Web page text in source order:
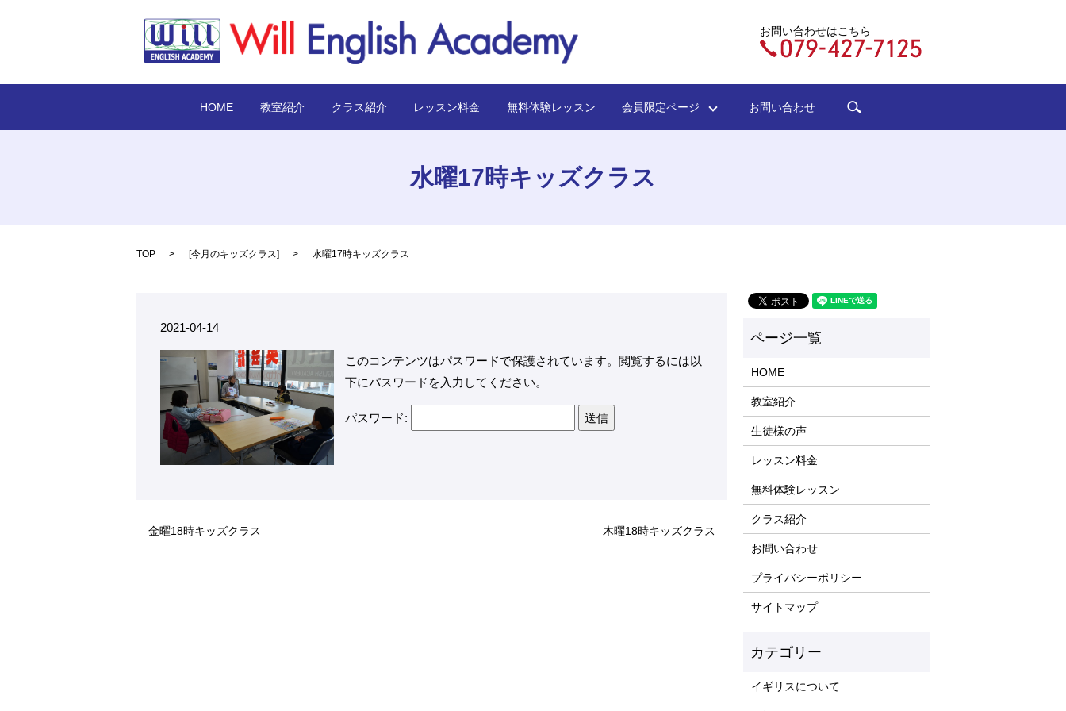
お問い合わせはこちら
HOME 教室紹介 クラス紹介 レッスン料金 無料体験レッスン 会員限定ページ お問い合わせ
水曜17時キッズクラス
TOP [今月のキッズクラス] 水曜17時キッズクラス
2021-04-14
このコンテンツはパスワードで保護されています。閲覧するには以
下にパスワードを入力してください。
パスワード:
金曜18時キッズクラス 木曜18時キッズクラス
HOME
教室紹介
生徒様の声
レッスン料金
無料体験レッスン
クラス紹介
お問い合わせ
プライバシーポリシー
サイトマップ
イギリスについて